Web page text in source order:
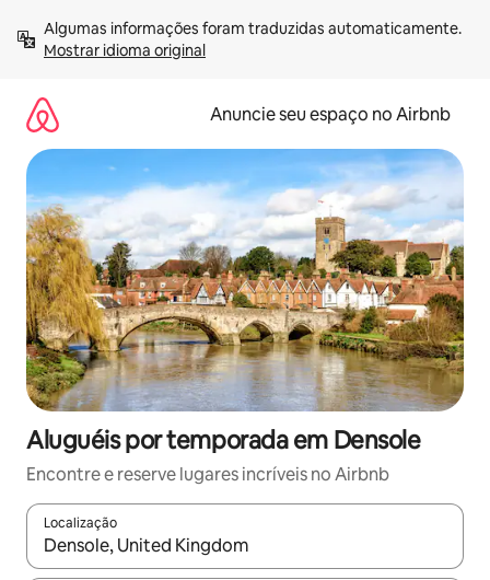
para
Mostrar idioma original
Anuncie seu espaço no Airbnb
Aluguéis por temporada em Densole
Encontre e reserve lugares incríveis no Airbnb
Localização
Quando os resultados estiverem disponíveis, explore-os